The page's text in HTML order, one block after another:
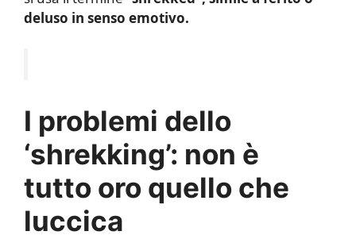
deluso in senso emotivo.
I problemi dello
‘shrekking’: non è
tutto oro quello che
luccica